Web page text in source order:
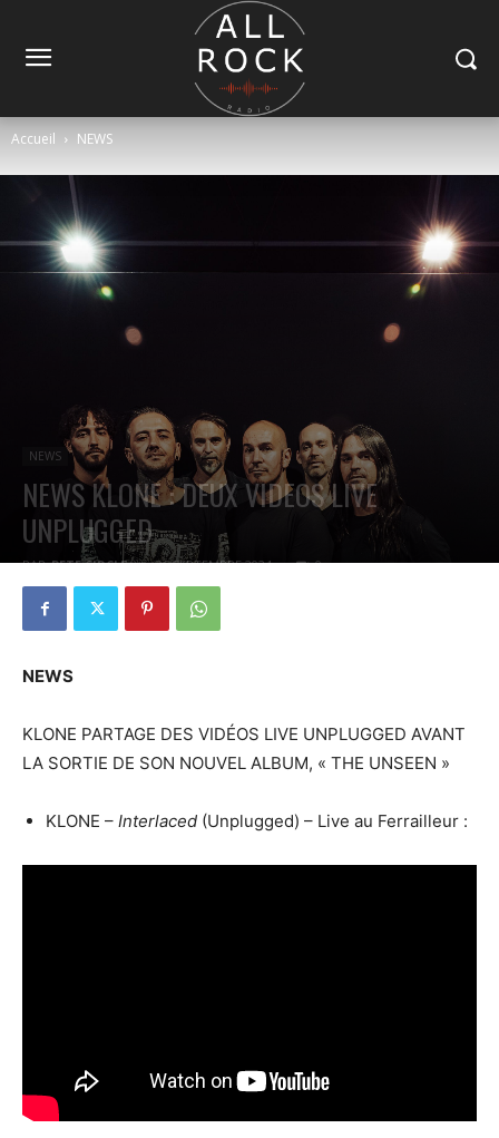
Accueil NEWS
NEWS
NEWS KLONE : DEUX VIDEOS LIVE
UNPLUGGED
PAR PETE CIRCLE 26 SEPTEMBRE 2024 0
NEWS
KLONE PARTAGE DES VIDÉOS LIVE UNPLUGGED AVANT
LA SORTIE DE SON NOUVEL ALBUM, « THE UNSEEN »
KLONE – Interlaced (Unplugged) – Live au Ferrailleur :